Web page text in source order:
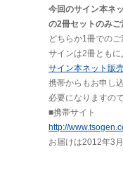
今回のサイン本ネ
の2冊セットのみご
どちらか1冊での
サインは2冊ともに
サイン本ネット販
携帯からもお申し
必要になりますの
■携帯サイト
http://
お届けは2012年3